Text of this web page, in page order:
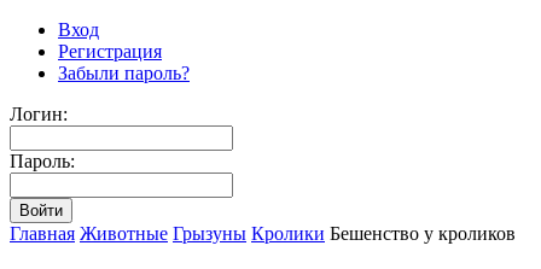
Вход
Регистрация
Забыли пароль?
Логин:
Пароль:
Главная Животные Грызуны Кролики Бешенство у кроликов